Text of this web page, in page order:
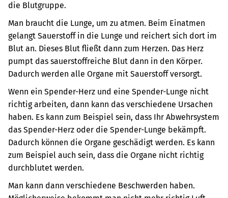
die Blutgruppe.
Man braucht die Lunge, um zu atmen. Beim Einatmen
gelangt Sauerstoff in die Lunge und reichert sich dort im
Blut an. Dieses Blut fließt dann zum Herzen. Das Herz
pumpt das sauerstoffreiche Blut dann in den Körper.
Dadurch werden alle Organe mit Sauerstoff versorgt.
Wenn ein Spender-Herz und eine Spender-Lunge nicht
richtig arbeiten, dann kann das verschiedene Ursachen
haben. Es kann zum Beispiel sein, dass Ihr Abwehrsystem
das Spender-Herz oder die Spender-Lunge bekämpft.
Dadurch können die Organe geschädigt werden. Es kann
zum Beispiel auch sein, dass die Organe nicht richtig
durchblutet werden.
Man kann dann verschiedene Beschwerden haben.